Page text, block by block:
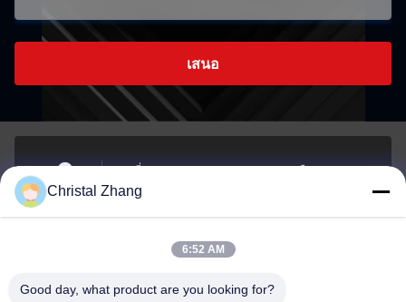
เสนอ
ที่อยู่
จังหวัด Changxing, เมือง Huzhou, จังหวัด Zhejiang
อีเมล
yxh@championshcn.com
Christal Zhang
6:52 AM
Good day, what product are you looking for?